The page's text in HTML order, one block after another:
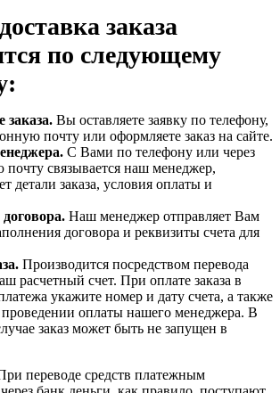
заказа
по следующему
Вы оставляете заявку по телефону,
почту или оформляете заказ на сайте.
С Вами по телефону или через
почту связывается наш менеджер,
детали заказа, условия оплаты и
Наш менеджер отправляет Вам
договора и реквизиты счета для
Производится посредством перевода
расчетный счет. При оплате заказа в
укажите номер и дату счета, а также
оплаты нашего менеджера. В
заказ может быть не запущен в
переводе средств платежным